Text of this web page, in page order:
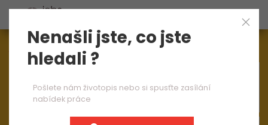
Aktuálně1545nabídek práce
Nenašli jste, co jste
hledali ?
Pošlete nám životopis nebo si spusťte zasílání
nabídek práce